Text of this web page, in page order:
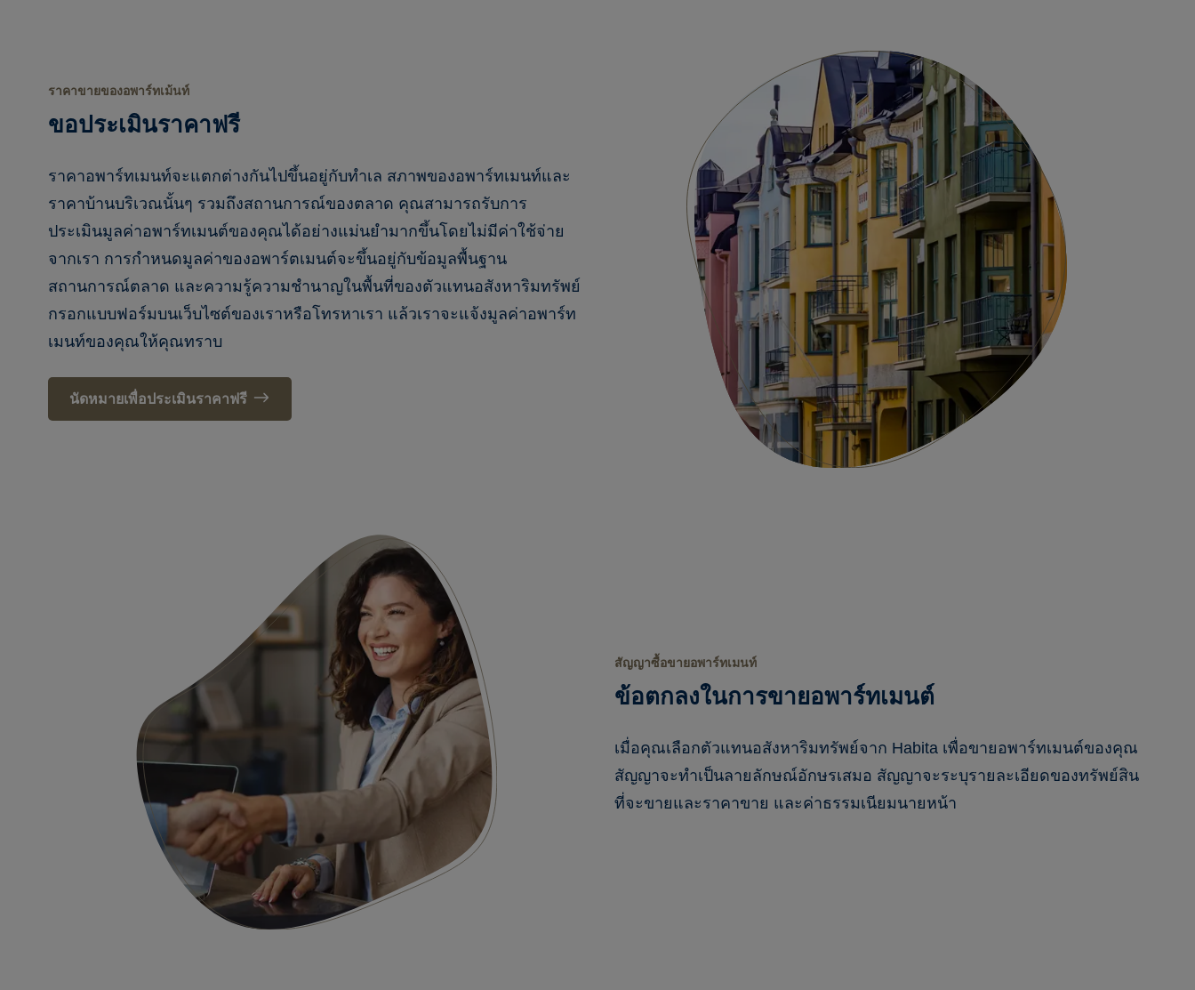
ราคาขายของอพาร์ทเม้นท์
ขอประเมินราคาฟรี
ราคาอพาร์ทเมนท์จะแตกต่างกันไปขึ้นอยู่กับทำเล สภาพของอพาร์ทเมนท์และ
ราคาบ้านบริเวณนั้นๆ รวมถึงสถานการณ์ของตลาด คุณสามารถรับการ
ประเมินมูลค่าอพาร์ทเมนต์ของคุณได้อย่างแม่นยำมากขึ้นโดยไม่มีค่าใช้จ่าย
จากเรา การกำหนดมูลค่าของอพาร์ตเมนต์จะขึ้นอยู่กับข้อมูลพื้นฐาน
สถานการณ์ตลาด และความรู้ความชำนาญในพื้นที่ของตัวแทนอสังหาริมทรัพย์
กรอกแบบฟอร์มบนเว็บไซต์ของเราหรือโทรหาเรา แล้วเราจะแจ้งมูลค่าอพาร์ท
เมนท์ของคุณให้คุณทราบ
นัดหมายเพื่อประเมินราคาฟรี
สัญญาซื้อขายอพาร์ทเมนท์
ข้อตกลงในการขายอพาร์ทเมนต์
เมื่อคุณเลือกตัวแทนอสังหาริมทรัพย์จาก Habita เพื่อขายอพาร์ทเมนต์ของคุณ
สัญญาจะทำเป็นลายลักษณ์อักษรเสมอ สัญญาจะระบุรายละเอียดของทรัพย์สิน
ที่จะขายและราคาขาย และค่าธรรมเนียมนายหน้า